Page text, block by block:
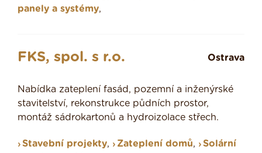
panely a systémy,
FKS, spol. s r.o. Ostrava
Nabídka zateplení fasád, pozemní a inženýrské
stavitelství, rekonstrukce půdních prostor,
montáž sádrokartonů a hydroizolace střech.
Stavební projekty, Zateplení domů,
Solární